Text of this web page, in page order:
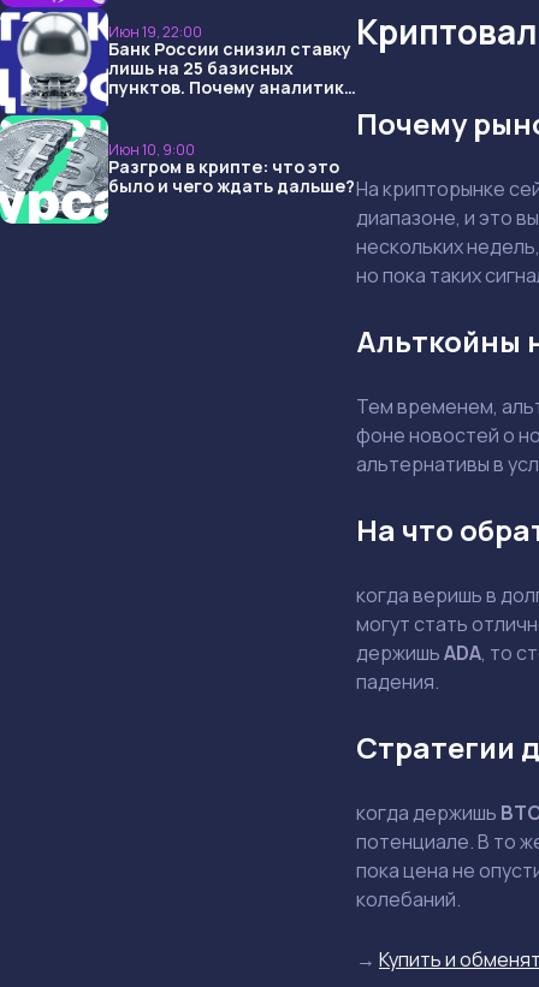
Июн 19, 22:00
Банк России снизил ставку
лишь на 25 базисных
пунктов. Почему аналитики
Июн 10, 9:00
Разгром в крипте: что это
было и чего ждать дальше?
Почему
На крипторынке
диапазоне, и это
нескольких
но пока таких
Альткойны
Тем временем,
фоне новостей о
альтернативы в
На что
когда веришь в
могут стать
держишьADA, то
падения.
Стратегии
когда держишь
потенциале. В то
пока цена не
колебаний.
→ Купить и